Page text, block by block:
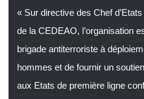
« Sur directive des Chef
de la CEDEAO, l’organisation
brigade antiterroriste à
hommes et de fournir un
aux Etats de première ligne